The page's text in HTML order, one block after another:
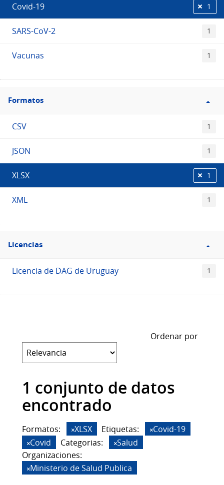
Covid-19 1
SARS-CoV-2 1
Vacunas 1
Filtro
Formatos
Formatos
CSV 1
JSON 1
XLSX 1
XML 1
Filtro
Licencias
Licencias
Licencia de DAG de Uruguay 1
Ordenar por
1 conjunto de datos
encontrado
Formatos: XLSX Etiquetas:
Covid-19
Covid
Categorias:
Salud
Organizaciones:
Ministerio de Salud Publica